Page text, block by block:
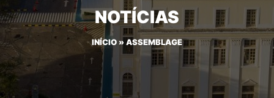
NOTÍCIAS
INÍCIO » ASSEMBLAGE